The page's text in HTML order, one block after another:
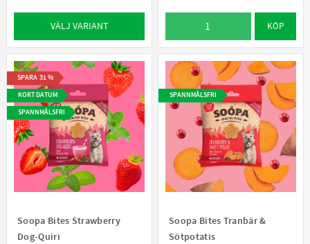
VÄLJ VARIANT KÖP
Soopa Bites Strawberry
Dog-Quiri
SPARA 31%
KORT DATUM
SPANNMÅLSFRI
Soopa Bites Tranbär &
Sötpotatis
SPANNMÅLSFRI